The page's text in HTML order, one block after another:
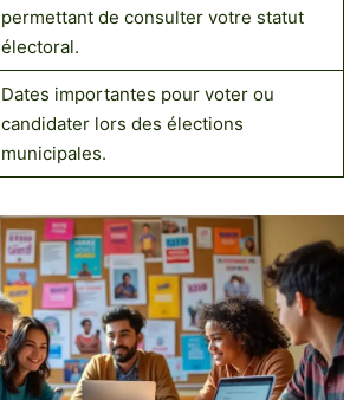
permettant de consulter votre statut
électoral.
Dates importantes pour voter ou
candidater lors des élections
municipales.